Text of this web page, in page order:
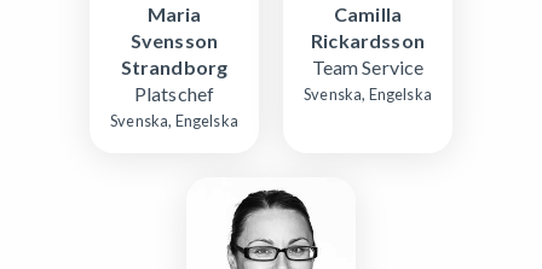
Maria
Svensson
Strandborg
Platschef
Svenska, Engelska
Camilla
Rickardsson
Team Service
Svenska, Engelska